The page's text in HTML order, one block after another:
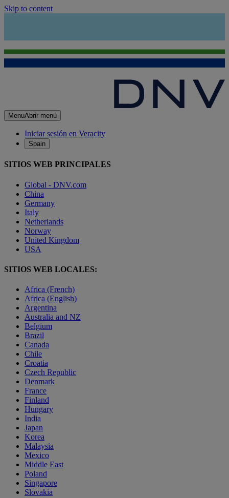
Skip to content
MenuAbrir menú
Iniciar sesión en Veracity
Spain
SITIOS WEB PRINCIPALES
Global - DNV.com
China
Germany
Italy
Netherlands
Norway
United Kingdom
USA
SITIOS WEB LOCALES:
Africa (French)
Africa (English)
Argentina
Australia and NZ
Belgium
Brazil
Canada
Chile
Croatia
Czech Republic
Denmark
France
Finland
Hungary
India
Japan
Korea
Malaysia
Mexico
Middle East
Poland
Singapore
Slovakia